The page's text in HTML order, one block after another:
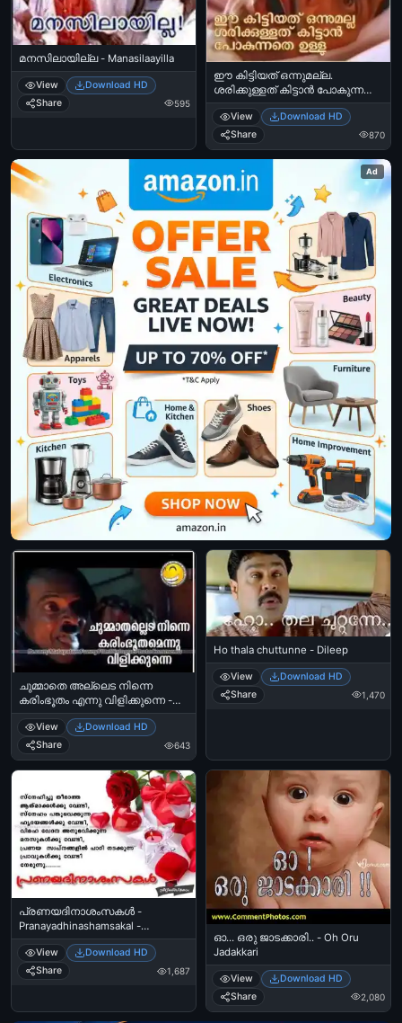
മനസിലായില്ല - Manasilaayilla
View
Download HD
Share
595
ഈ കിട്ടിയത് ഒന്നുമല്ല.
ശരിക്കുള്ളത് കിട്ടാന്‍ പോകുന്നതെ
ഉള്ളു - ജഗതി ശ്രീകുമാര്‍ -
കിലുക്കം - Ee Kittiyath Onnumalla.
Sharikkullath Kittaan Pokunnathe
Ullu - Jagathy Sreekumar In
Kilukkam
View
Download HD
Share
870
Ad
ചുമ്മാതെ അല്ലെട നിന്നെ
കരിംഭൂതം എന്നു വിളിക്കുന്നെ -
കുതിരവട്ടം പപ്പു -
chummaathalleda ninne karim
bhootham ennu vilikkunne -
Kuthiravattam Pappu
View
Download HD
Share
643
Ho thala chuttunne - Dileep
View
Download HD
Share
1,470
പ്രണയദിനാശംസകള്‍ -
Pranayadhinashamsakal -
Valentines Day Wishes
View
Download HD
Share
1,687
ഓ... ഒരു ജാടക്കാരി.. - Oh Oru
Jadakkari
View
Download HD
Share
2,080